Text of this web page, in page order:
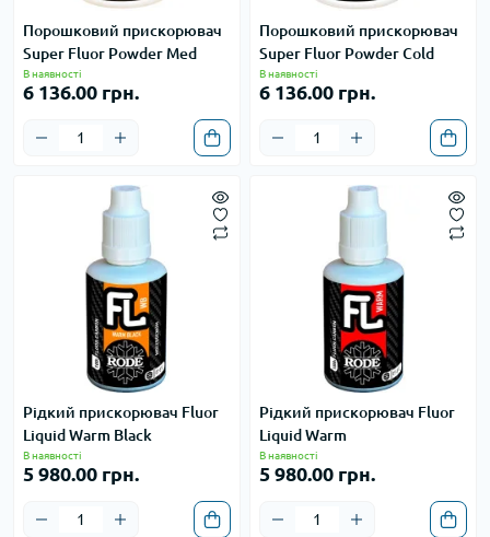
Порошковий прискорювач
Super Fluor Powder Med
В наявності
6 136.00 грн.
Порошковий прискорювач
Super Fluor Powder Cold
В наявності
6 136.00 грн.
Рідкий прискорювач Fluor
Liquid Warm Black
В наявності
5 980.00 грн.
Рідкий прискорювач Fluor
Liquid Warm
В наявності
5 980.00 грн.